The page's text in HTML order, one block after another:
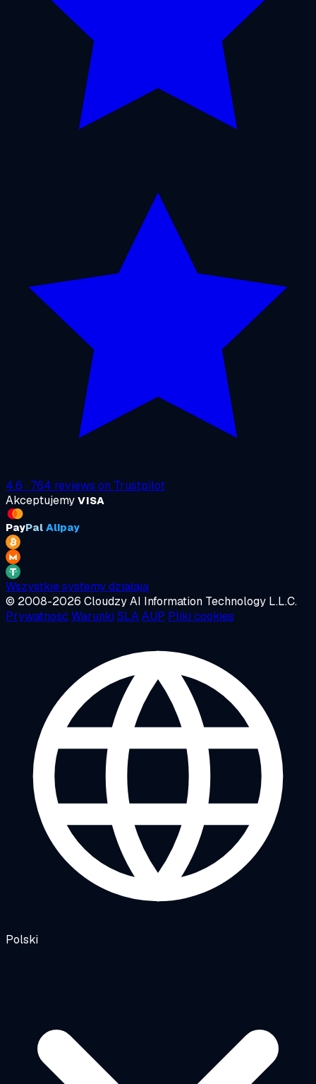
4.6 · 764 reviews on Trustpilot
Akceptujemy VISA
PayPal Alipay
Wszystkie systemy działają
© 2008-2026 Cloudzy AI Information Technology L.L.C.
Prywatność Warunki SLAAUP Pliki cookies
Polski